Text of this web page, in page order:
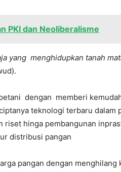
PKI dan Neoliberalisme
yang menghidupkan tanah
dengan memberi
teknologi terbaru dalam
riset hinga pembangunan
distribusi pangan
pangan dengan menghilang